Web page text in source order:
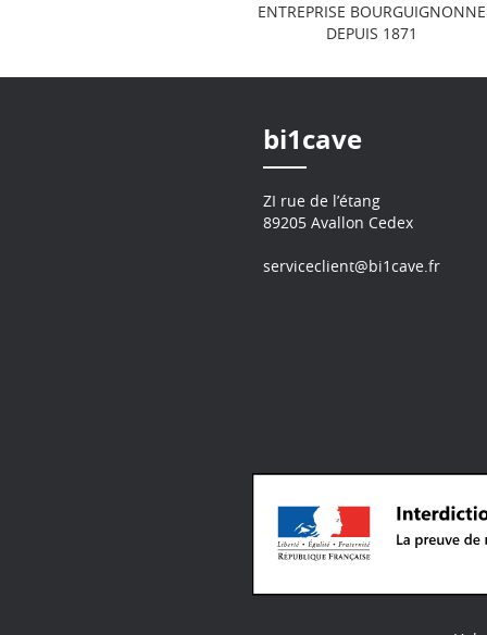
ENTREPRISE BOURGUIGNONNE
DEPUIS 1871
bi1cave
ZI rue de l’étang
89205 Avallon Cedex
serviceclient@bi1cave.fr